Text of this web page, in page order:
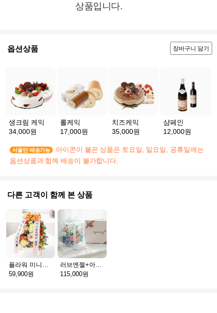
상품입니다.
옵션상품 장바구니 담기
생크림 케익
34,000원
롤케익
17,000원
치즈케익
35,000원
샴페인
12,000원
서울만 배송가능
아이콘이 붙은 상품은 토요일, 일요일, 공휴일에는
옵션상품과 함께 배송이 불가합니다.
다른 고객이 함께 본 상품
59,900원
115,000원